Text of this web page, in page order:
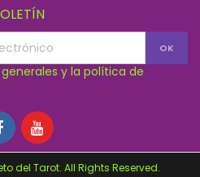
y la política de
del Tarot. All Rights Reserved.